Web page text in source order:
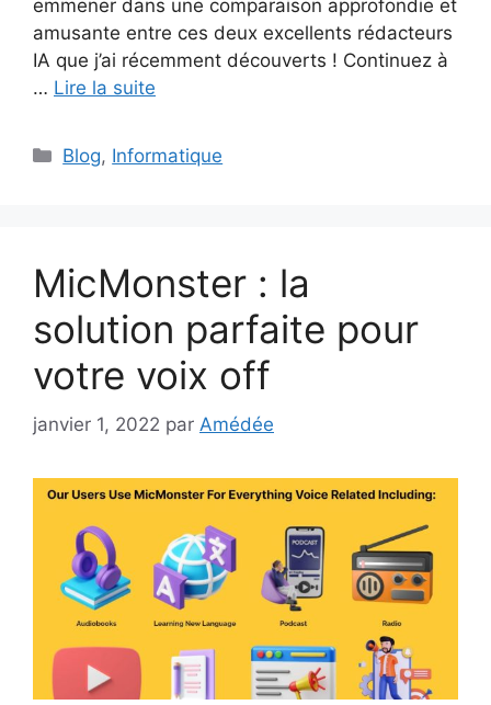
emmener dans une comparaison approfondie et
amusante entre ces deux excellents rédacteurs
IA que j’ai récemment découverts ! Continuez à
… Lire la suite
Catégories
Blog, Informatique
MicMonster : la
solution parfaite pour
votre voix off
janvier 1, 2022 par Amédée